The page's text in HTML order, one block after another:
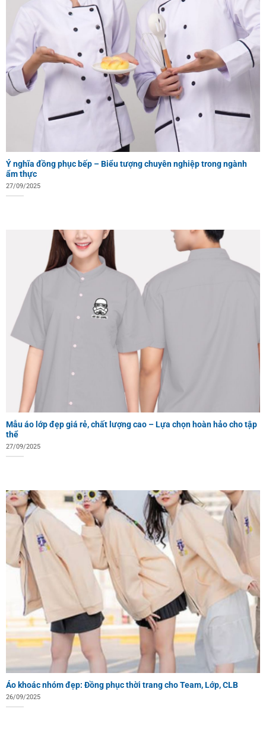
Ý nghĩa đồng phục bếp – Biểu tượng chuyên nghiệp trong ngành
ẩm thực
27/09/2025
Mẫu áo lớp đẹp giá rẻ, chất lượng cao – Lựa chọn hoàn hảo cho tập
thể
27/09/2025
Áo khoác nhóm đẹp: Đồng phục thời trang cho Team, Lớp, CLB
26/09/2025